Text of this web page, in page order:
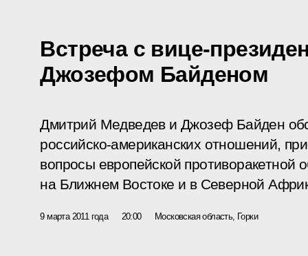
Встреча с вице-
Джозефом Байденом
Дмитрий Медведев и Джозеф Байден
российско-американских отношений,
вопросы европейской противоракетной
на Ближнем Востоке и в Северной
9 марта 2011 года 20:00 Московская область, Горки